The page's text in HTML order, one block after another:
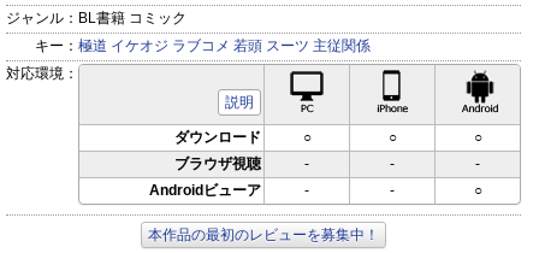
ジャンル： BL書籍 コミック
キー： 極道 イケオジ ラブコメ 若頭 スーツ 主従関係
対応環境：
説明
iPhone対応
ダウンロード ○ ○
○
ブラウザ視聴
- -
-
Androidビューア
- - ○
本作品の最初のレビューを募集中！